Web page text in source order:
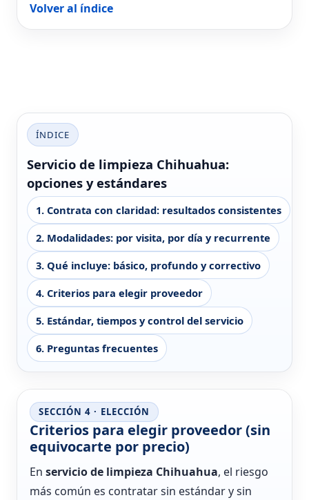
Volver al índice
ÍNDICE
Servicio de limpieza Chihuahua:
opciones y estándares
1. Contrata con claridad: resultados consistentes
2. Modalidades: por visita, por día y recurrente
3. Qué incluye: básico, profundo y correctivo
4. Criterios para elegir proveedor
5. Estándar, tiempos y control del servicio
6. Preguntas frecuentes
SECCIÓN 4 · ELECCIÓN
Criterios para elegir proveedor (sin
equivocarte por precio)
En servicio de limpieza Chihuahua, el riesgo
más común es contratar sin estándar y sin